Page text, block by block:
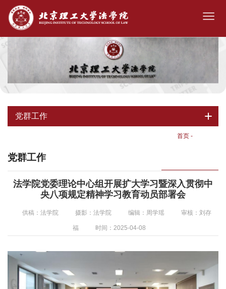
党群工作
首页 -
党群工作
法学院党委理论中心组开展扩大学习暨深入贯彻中
央八项规定精神学习教育动员部署会
供稿：法学院 摄影：法学院 编辑：周学瑶 审核：刘存
福 时间：2025-04-08